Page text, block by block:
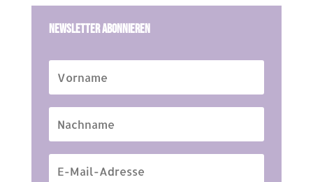
Newsletter Abonnieren